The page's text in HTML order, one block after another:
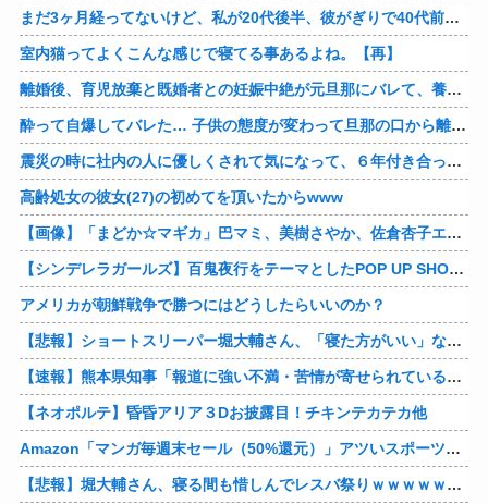
まだ3ヶ月経ってないけど、私が20代後半、彼がぎりで40代前半でＷ不倫中。計画している彼との二泊三日の旅行、早く行けるといいな♪
室内猫ってよくこんな感じで寝てる事あるよね。【再】
離婚後、育児放棄と既婚者との妊娠中絶が元旦那にバレて、養育費の支払いが止まった… 私が正社員で働くまで止めると言われてるけど、女として生きたいの。
酔って自爆してバレた… 子供の態度が変わって旦那の口から離婚って言葉が出て、急速に現実に引き戻されたっていうか、あー私本当にしちゃいけないことしてたんだなと思い知った。
震災の時に社内の人に優しくされて気になって、６年付き合った彼に別れを告げました。その時新たな好きな人に夢中で元彼はどうでもよく思えました。今ははっきり言って後悔してます…
高齢処女の彼女(27)の初めてを頂いたからwww
【画像】「まどか☆マギカ」巴マミ、美樹さやか、佐倉杏子エロすぎ放課後えんこーハメ撮りどぴゅどぴゅエチエチが最高すぎる❣
【シンデレラガールズ】百鬼夜行をテーマとしたPOP UP SHOPが東京・大阪にて開催
アメリカが朝鮮戦争で勝つにはどうしたらいいのか？
【悲報】ショートスリーパー堀大輔さん、「寝た方がいい」などと誹謗中傷され配信中に泣き出してしまう
【速報】熊本県知事「報道に強い不満・苦情が寄せられている」→TBSの報道特集がまさにそれな件他
【ネオポルテ】昏昏アリア３Dお披露目！チキンテカテカ他
Amazon「マンガ毎週末セール（50%還元）」アツいスポーツマンガ祭り最終日到来！！！他
【悲報】堀大輔さん、寝る間も惜しんでレスバ祭りｗｗｗｗｗｗｗｗｗｗｗｗｗｗｗｗｗｗｗｗｗｗｗｗ他